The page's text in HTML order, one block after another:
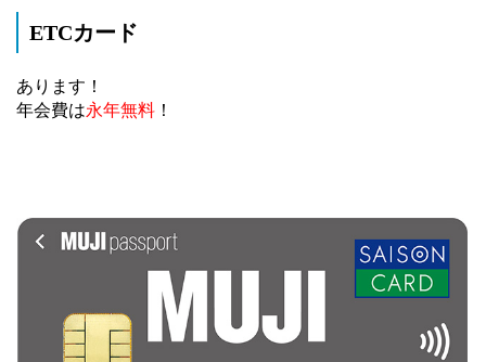
ETCカード
あります！
年会費は永年無料 ！